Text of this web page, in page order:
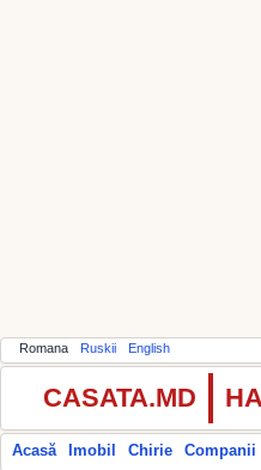
Romana Ruskii English
CASATA.MD
Acasă Imobil Chirie Companii